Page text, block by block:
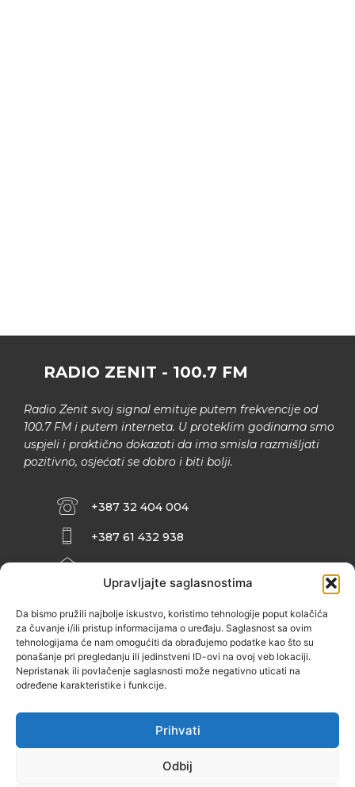
Upravljajte saglasnostima
Da bismo pružili najbolje iskustvo, koristimo tehnologije poput kolačića
za čuvanje i/ili pristup informacijama o uređaju. Saglasnost sa ovim
tehnologijama će nam omogućiti da obrađujemo podatke kao što su
ponašanje pri pregledanju ili jedinstveni ID-ovi na ovoj veb lokaciji.
Nepristanak ili povlačenje saglasnosti može negativno uticati na
određene karakteristike i funkcije.
Prihvati
Odbij
RADIO ZENIT - 100.7 FM
Radio Zenit svoj signal emituje putem frekvencije od
100.7 FM i putem interneta. U proteklim godinama smo
uspjeli i praktično dokazati da ima smisla razmišljati
pozitivno, osjećati se dobro i biti bolji.
+387 32 404 004
+387 61 432 938
INFO@ZENIT.BA
ZENIČANKA, 3. SPRAT), 72000 ZENICA